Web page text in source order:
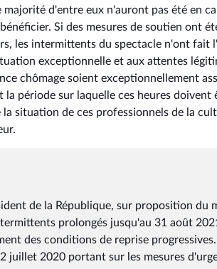
d'entre eux n'auront pas été en
Si des mesures de soutien ont
les intermittents du spectacle n'ont fait
exceptionnelle et aux attentes
chômage soient exceptionnellement
période sur laquelle ces heures doivent
situation de ces professionnels de la
de la République, sur proposition du
prolongés jusqu'au 31 août
des conditions de reprise
juillet 2020 portant sur les mesures